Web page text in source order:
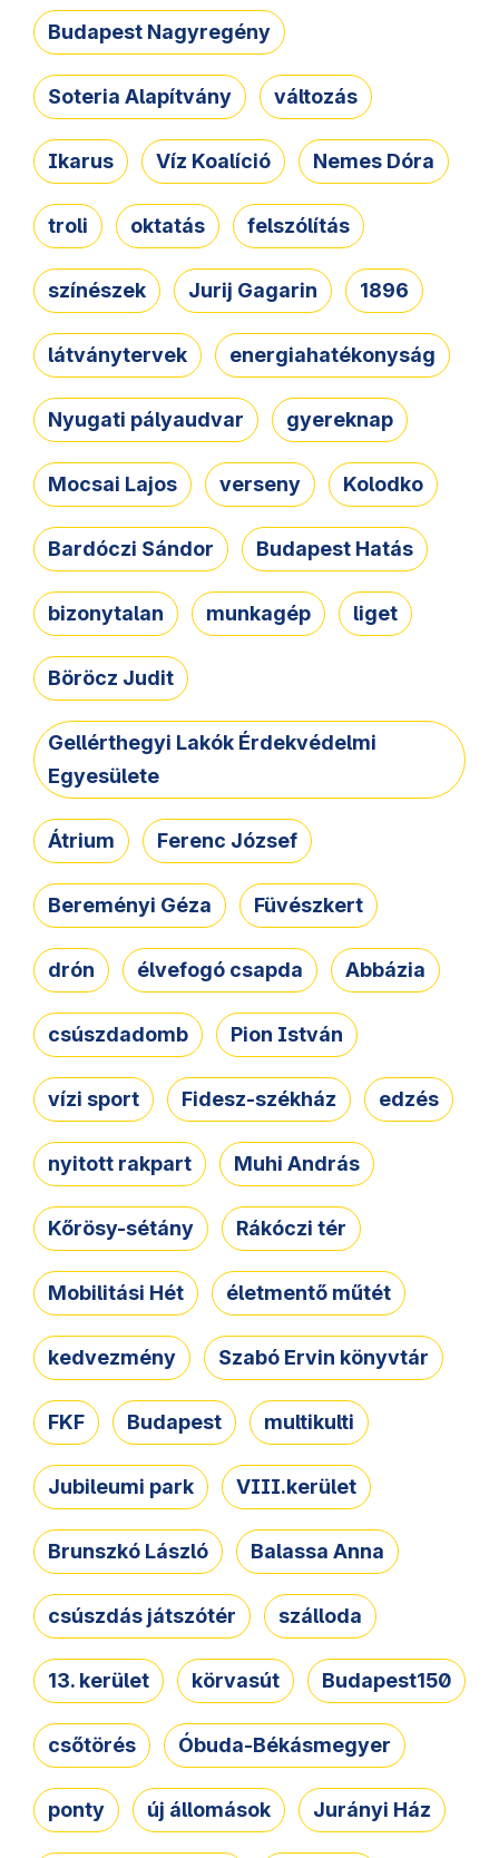
Budapest Nagyregény
Soteria Alapítvány változás
Ikarus Víz Koalíció Nemes Dóra
troli oktatás felszólítás
színészek Jurij Gagarin 1896
látványtervek energiahatékonyság
Nyugati pályaudvar gyereknap
Mocsai Lajos verseny Kolodko
Bardóczi Sándor Budapest Hatás
bizonytalan munkagép liget
Böröcz Judit
Gellérthegyi Lakók Érdekvédelmi
Egyesülete
Átrium Ferenc József
Bereményi Géza Füvészkert
drón élvefogó csapda Abbázia
csúszdadomb Pion István
vízi sport Fidesz-székház edzés
nyitott rakpart Muhi András
Kőrösy-sétány Rákóczi tér
Mobilitási Hét életmentő műtét
kedvezmény Szabó Ervin könyvtár
FKF Budapest multikulti
Jubileumi park VIII.kerület
Brunszkó László Balassa Anna
csúszdás játszótér szálloda
13. kerület körvasút Budapest150
csőtörés Óbuda-Békásmegyer
ponty új állomások Jurányi Ház